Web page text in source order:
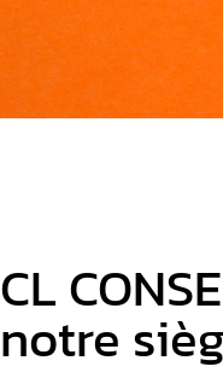
CL
notre